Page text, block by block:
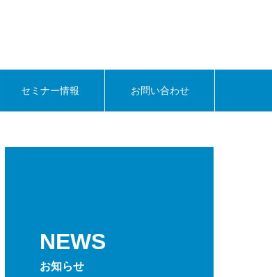
セミナー情報 お問い合わせ
NEWS
お知らせ